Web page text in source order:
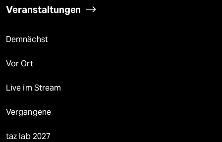
Veranstaltungen
Demnächst
Vor Ort
Live im Stream
Vergangene
taz lab 2027